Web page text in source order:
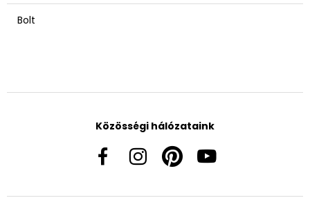
Bolt
Közösségi hálózataink